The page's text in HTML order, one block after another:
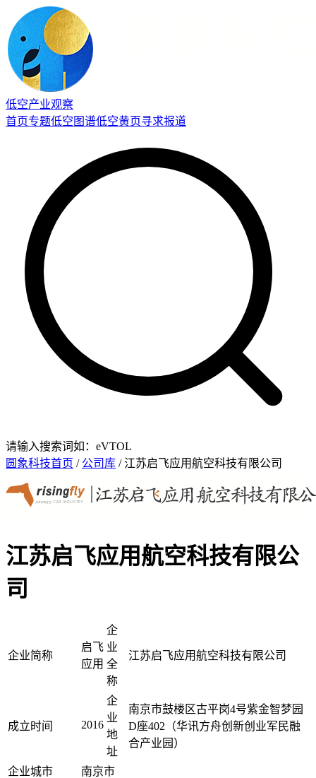
低空产业观察
首页专题低空图谱低空黄页寻求报道
请输入搜索词如：eVTOL
圆象科技首页 / 公司库 / 江苏启飞应用航空科技有限公司
江苏启飞应用航空科技有限公
司
企业简称
启飞
应用
企
业
全
称
江苏启飞应用航空科技有限公司
成立时间 2016
企
业
地
址
南京市鼓楼区古平岗4号紫金智梦园
D座402（华讯方舟创新创业军民融
合产业园）
企业城市
南京市